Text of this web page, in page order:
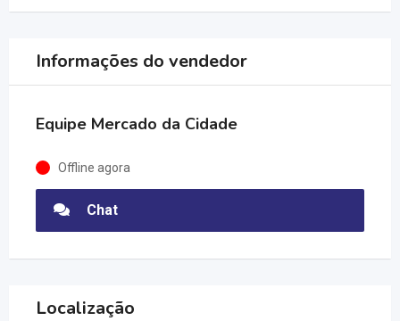
Informações do vendedor
Equipe Mercado da Cidade
Offline agora
Chat
Localização